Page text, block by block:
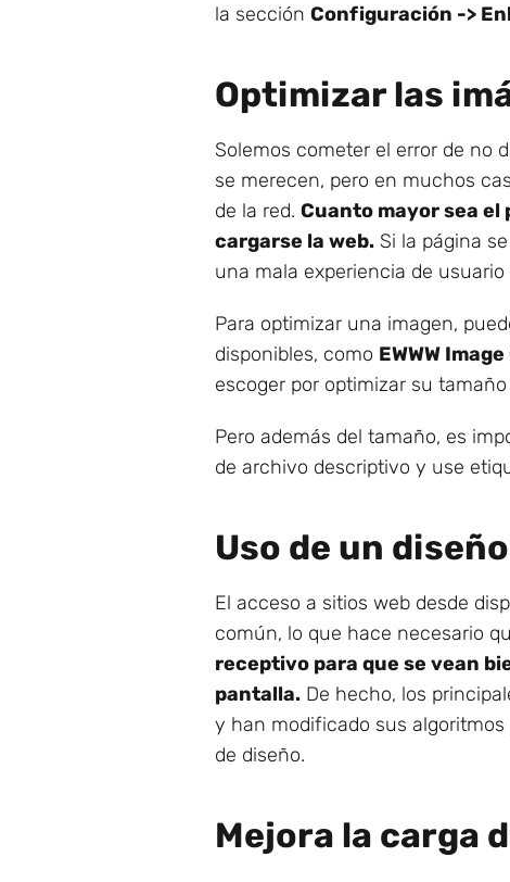
la sección Configuración ->
Optimizar las
Solemos cometer el error de no
se merecen, pero en muchos
de la red. Cuanto mayor sea el
cargarse la web. Si la página
una mala experiencia de
Para optimizar una imagen,
disponibles, como EWWW
escoger por optimizar su
Pero además del tamaño, es
de archivo descriptivo y use
Uso de un
El acceso a sitios web desde
común, lo que hace necesario
receptivo para que se vean
pantalla. De hecho, los
y han modificado sus
de diseño.
Mejora la carga